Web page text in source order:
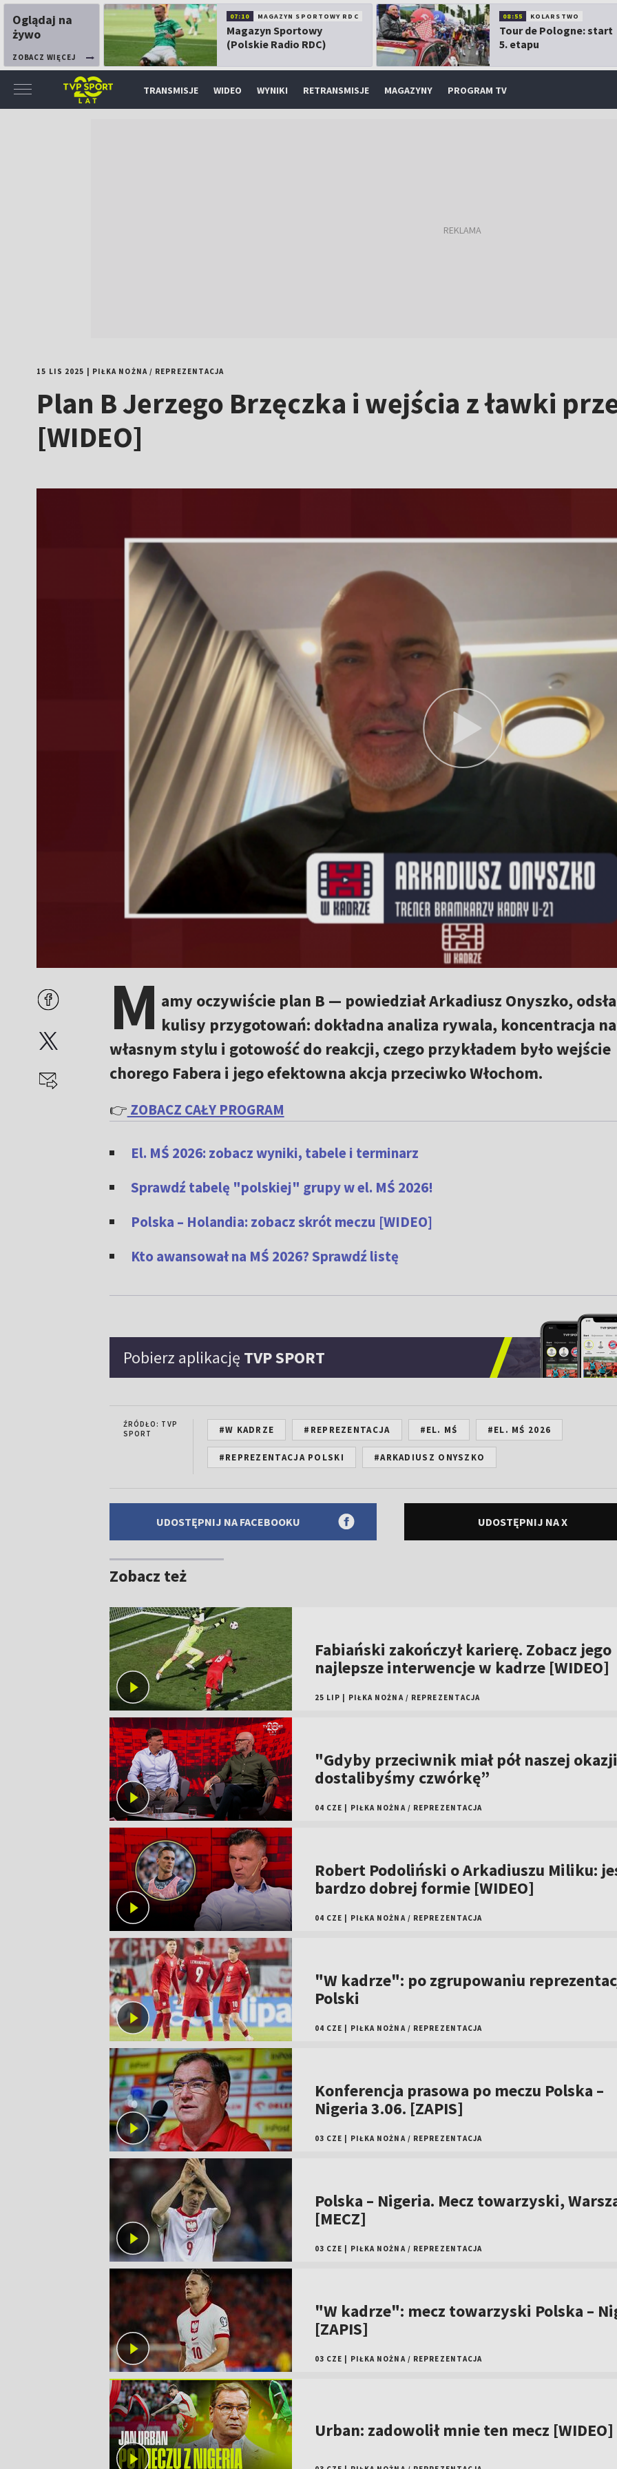
Oglądaj na
żywo
ZOBACZ WIĘCEJ
07:10 MAGAZYN SPORTOWY RDC
Magazyn Sportowy
(Polskie Radio RDC)
08:55 KOLARSTWO
Tour de Pologne: start
5. etapu
TRANSMISJE WIDEO WYNIKI RETRANSMISJE MAGAZYNY PROGRAM TV
15 LIS 2025 PIŁKA NOŻNA/ REPREZENTACJA
Plan B Jerzego Brzęczka i wejścia z ławki
[WIDEO]
M amy oczywiście plan B — powiedział Arkadiusz Onyszko,
kulisy przygotowań: dokładna analiza rywala, koncentracja na
własnym stylu i gotowość do reakcji, czego przykładem było wejście
chorego Fabera i jego efektowna akcja przeciwko Włochom.
👉 ZOBACZ CAŁY PROGRAM
El. MŚ 2026: zobacz wyniki, tabele i terminarz
Sprawdź tabelę "polskiej" grupy w el. MŚ 2026!
Polska – Holandia: zobacz skrót meczu [WIDEO]
Kto awansował na MŚ 2026? Sprawdź listę
Pobierz aplikację TVP SPORT
ŹRÓDŁO: TVP
SPORT
#W KADRZE #REPREZENTACJA #EL. MŚ #EL. MŚ 2026
#REPREZENTACJA POLSKI #ARKADIUSZ ONYSZKO
UDOSTĘPNIJ NA FACEBOOKU UDOSTĘPNIJ NA X
Zobacz też
Fabiański zakończył karierę. Zobacz jego
najlepsze interwencje w kadrze [WIDEO]
25 LIP PIŁKA NOŻNA / REPREZENTACJA
"Gdyby przeciwnik miał pół naszej
dostalibyśmy czwórkę”
04 CZE PIŁKA NOŻNA / REPREZENTACJA
Robert Podoliński o Arkadiuszu Miliku:
bardzo dobrej formie [WIDEO]
04 CZE PIŁKA NOŻNA / REPREZENTACJA
"W kadrze": po zgrupowaniu
Polski
04 CZE PIŁKA NOŻNA / REPREZENTACJA
Konferencja prasowa po meczu Polska –
Nigeria 3.06. [ZAPIS]
03 CZE PIŁKA NOŻNA / REPREZENTACJA
Polska – Nigeria. Mecz towarzyski,
[MECZ]
03 CZE PIŁKA NOŻNA / REPREZENTACJA
"W kadrze": mecz towarzyski Polska –
[ZAPIS]
03 CZE PIŁKA NOŻNA / REPREZENTACJA
Urban: zadowolił mnie ten mecz [WIDEO]